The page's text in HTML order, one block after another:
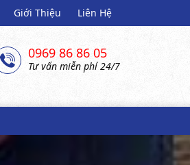
Giới Thiệu Liên Hệ
0969 86 86 05
Tư vấn miễn phí 24/7